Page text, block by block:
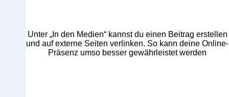
Unter „In den Medien“ kannst du einen Beitrag erstellen
und auf externe Seiten verlinken. So kann deine Online-
Präsenz umso besser gewährleistet werden